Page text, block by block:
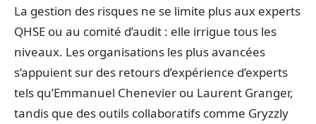
La gestion des risques ne se limite plus aux experts
QHSE ou au comité d’audit : elle irrigue tous les
niveaux. Les organisations les plus avancées
s’appuient sur des retours d’expérience d’experts
tels qu’Emmanuel Chenevier ou Laurent Granger,
tandis que des outils collaboratifs comme Gryzzly